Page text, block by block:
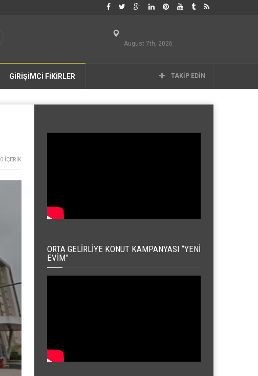
August 7th, 2026
GİRİŞİMCİ FİKİRLER TAKIP EDIN
0 İÇERIK
ORTA GELIRLIYE KONUT KAMPANYASI “YENI
EVIM”